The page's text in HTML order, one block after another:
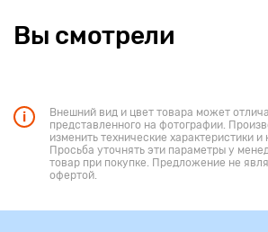
Вы смотрели
Внешний вид и цвет товара может
представленного на фотографии.
изменить технические характеристики
Просьба уточнять эти параметры у
товар при покупке. Предложение не
офертой.